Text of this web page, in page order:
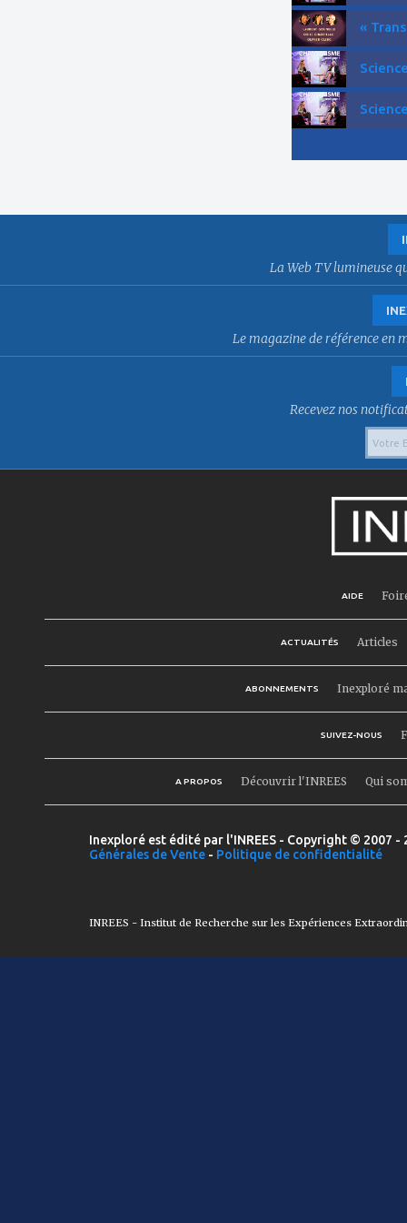
«
La Web TV lumineuse
Le magazine de référence en
Recevez nos
AIDE
ACTUALITÉS Articles
ABONNEMENTS Inexploré
SUIVEZ-NOUS
A PROPOS Découvrir l'INREES Qui
Inexploré est édité par l'INREES - Copyright © 2007
Générales de Vente - Politique de confidentialité
INREES - Institut de Recherche sur les Expériences